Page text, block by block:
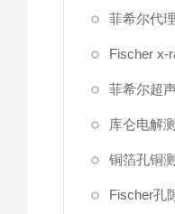
菲希尔代
Fischer x-
菲希尔超
库仑电解
铜箔孔铜
Fischer孔